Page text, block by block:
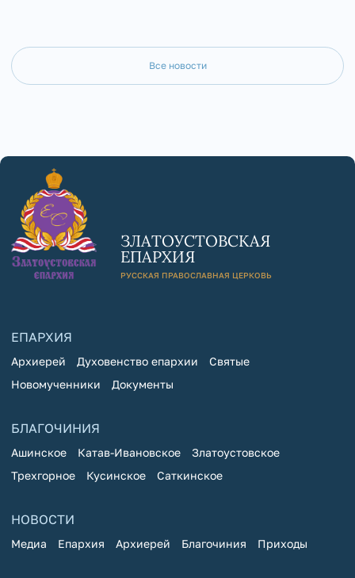
Все новости
ЗЛАТОУСТОВСКАЯ
ЕПАРХИЯ
РУССКАЯ ПРАВОСЛАВНАЯ ЦЕРКОВЬ
ЕПАРХИЯ
Архиерей Духовенство епархии
Святые
Новомученники
Документы
БЛАГОЧИНИЯ
Ашинское Катав-Ивановское
Златоустовское
Трехгорное
Кусинское Саткинское
НОВОСТИ
Медиа Епархия Архиерей Благочиния Приходы